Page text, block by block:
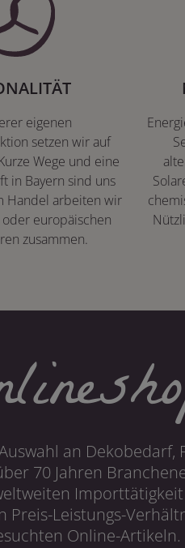
eigenen
setzen wir auf
Wege und eine
in Bayern sind uns
Handel arbeiten wir
europäischen
zusammen.
an Dekobedarf,
70 Jahren
Leistungs-
Online-Artikeln.